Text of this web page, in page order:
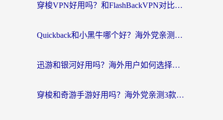
穿梭VPN好用吗？和FlashBackVPN对比哪个回国效果更好？
Quickback和小黑牛哪个好？海外党亲测指南，选对回国加速器秒回国内
迅游和银河好用吗？海外用户如何选择回国加速器实现无缝访问国内资源
穿梭和奇游手游好用吗？海外党亲测3款回国加速器，附蜜蜂加速器七天试用攻略